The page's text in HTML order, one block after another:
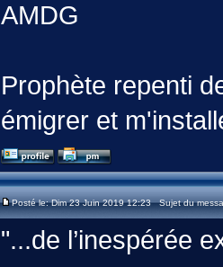
AMDG
Prophète repenti
émigrer et
Posté le: Dim 23 Juin 2019 12:23 Sujet du
"...de l’inespérée